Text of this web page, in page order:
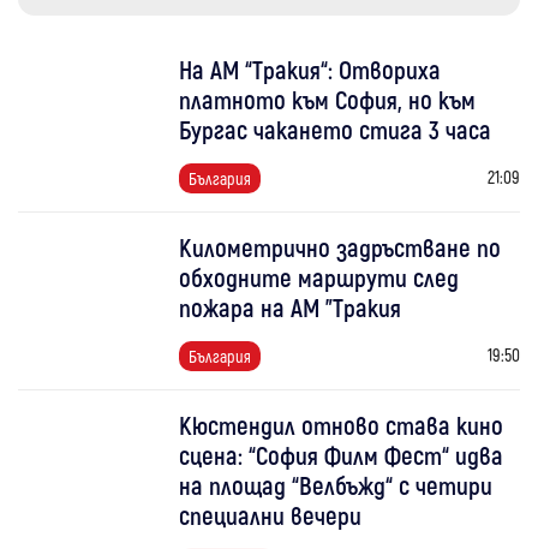
На АМ “Тракия“: Отвориха
платното към София, но към
Бургас чакането стига 3 часа
България 21:09
Километрично задръстване по
обходните маршрути след
пожара на АМ "Тракия
България 19:50
Кюстендил отново става кино
сцена: “София Филм Фест“ идва
на площад “Велбъжд“ с четири
специални вечери